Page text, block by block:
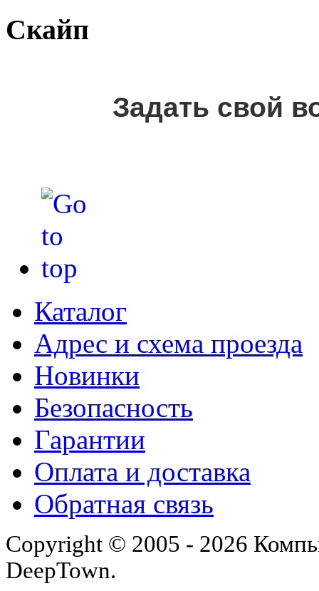
Скайп
Задать свой
Каталог
Адрес и схема проезда
Новинки
Безопасность
Гарантии
Оплата и доставка
Обратная связь
Copyright © 2005 - 2026
DeepTown.